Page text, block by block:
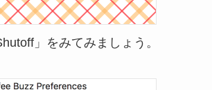
」をみてみましょう。